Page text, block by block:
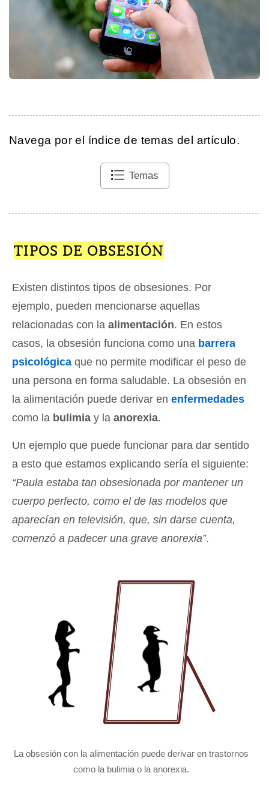
Navega por el índice de temas del artículo.
Temas
TIPOS DE OBSESIÓN
Existen distintos tipos de obsesiones. Por
ejemplo, pueden mencionarse aquellas
relacionadas con la alimentación. En estos
casos, la obsesión funciona como una barrera
psicológica que no permite modificar el peso de
una persona en forma saludable. La obsesión en
la alimentación puede derivar en enfermedades
como la bulimia y la anorexia.
Un ejemplo que puede funcionar para dar sentido
a esto que estamos explicando sería el siguiente:
“Paula estaba tan obsesionada por mantener un
cuerpo perfecto, como el de las modelos que
aparecían en televisión, que, sin darse cuenta,
comenzó a padecer una grave anorexia”.
La obsesión con la alimentación puede derivar en trastornos
como la bulimia o la anorexia.